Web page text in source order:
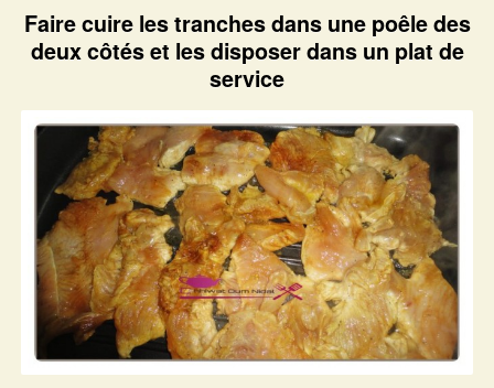
Faire cuire les tranches dans une poêle des
deux côtés et les disposer dans un plat de
service